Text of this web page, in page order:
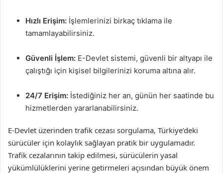
Hızlı Erişim: İşlemlerinizi birkaç tıklama ile
tamamlayabilirsiniz.
Güvenli İşlem: E-Devlet sistemi, güvenli bir altyapı ile
çalıştığı için kişisel bilgilerinizi koruma altına alır.
24/7 Erişim: İstediğiniz her an, günün her saatinde bu
hizmetlerden yararlanabilirsiniz.
E-Devlet üzerinden trafik cezası sorgulama, Türkiye’deki
sürücüler için kolaylık sağlayan pratik bir uygulamadır.
Trafik cezalarının takip edilmesi, sürücülerin yasal
yükümlülüklerini yerine getirmeleri açısından büyük önem